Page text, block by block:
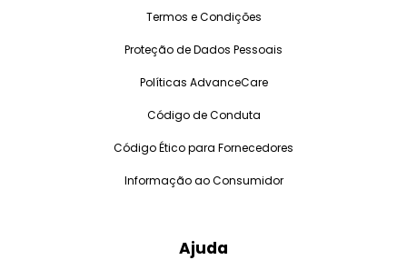
Termos e Condições
Proteção de Dados Pessoais
Políticas AdvanceCare
Código de Conduta
Código Ético para Fornecedores
Informação ao Consumidor
Ajuda